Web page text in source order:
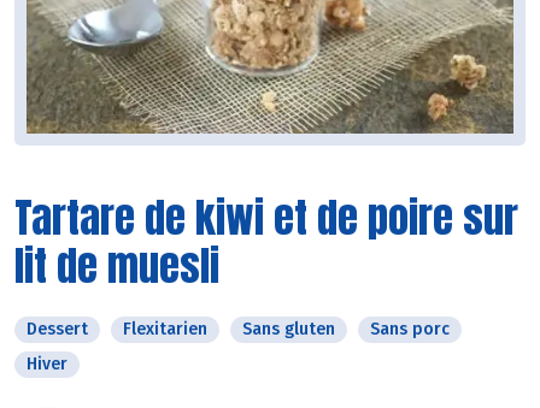
Tartare de kiwi et de poire sur
lit de muesli
Dessert Flexitarien Sans gluten
Sans porc
Hiver